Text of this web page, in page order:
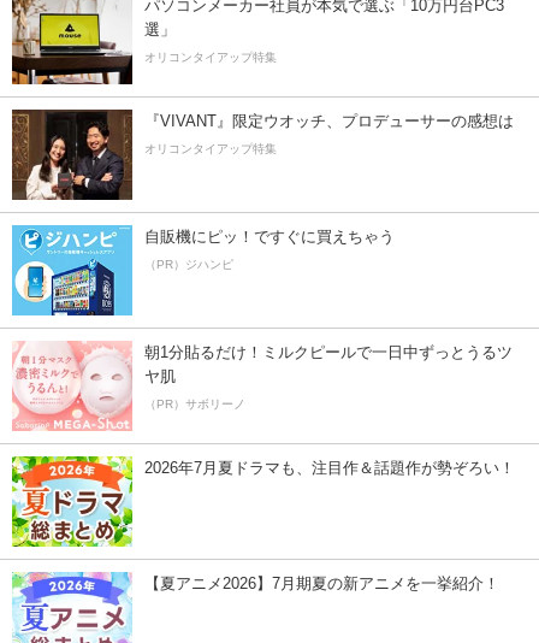
パソコンメーカー社員が本気で選ぶ「10万円台PC3
選」
オリコンタイアップ特集
『VIVANT』限定ウオッチ、プロデューサーの感想は
オリコンタイアップ特集
自販機にピッ！ですぐに買えちゃう
（PR）ジハンピ
朝1分貼るだけ！ミルクピールで一日中ずっとうるツ
ヤ肌
（PR）サボリーノ
2026年7月夏ドラマも、注目作＆話題作が勢ぞろい！
【夏アニメ2026】7月期夏の新アニメを一挙紹介！